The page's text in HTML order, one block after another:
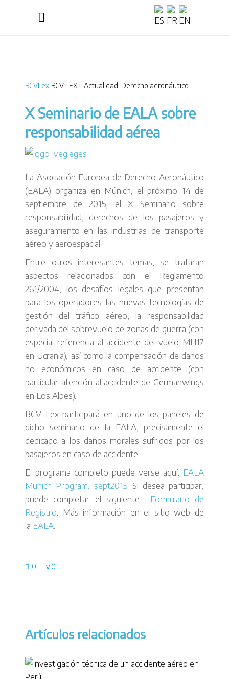
BCVLex BCV LEX - Actualidad Derecho aeronáutico
X Seminario de EALA sobre
responsabilidad aérea
La Asociación Europea de Derecho Aeronáutico
(EALA) organiza en Múnich, el próximo 14 de
septiembre de 2015, el X Seminario sobre
responsabilidad, derechos de los pasajeros y
aseguramiento en las industrias de transporte
aéreo y aeroespacial.
Entre otros interesantes temas, se trataran
aspectos relacionados con el Reglamento
261/2004, los desafíos legales que presentan
para los operadores las nuevas tecnologías de
gestión del tráfico aéreo, la responsabilidad
derivada del sobrevuelo de zonas de guerra (con
especial referencia al accidente del vuelo MH17
en Ucrania), así como la compensación de daños
no económicos en caso de accidente (con
particular atención al accidente de Germanwings
en Los Alpes).
BCV Lex participará en uno de los paneles de
dicho seminario de la EALA, precisamente el
dedicado a los daños morales sufridos por los
pasajeros en caso de accidente.
El programa completo puede verse aquí: EALA
Munich Program, sept2015. Si desea participar,
puede completar el siguiente
Formulario de
Registro . Más información en el sitio web de
la EALA
0 0
Artículos relacionados